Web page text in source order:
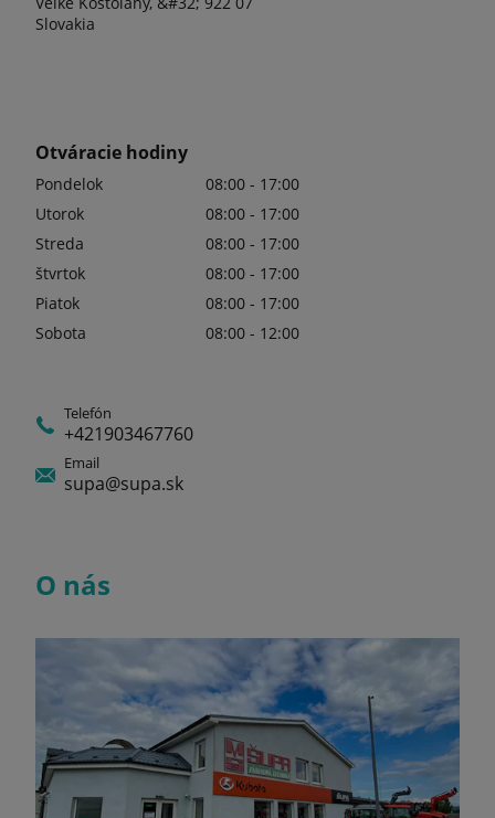
Slovakia
Otváracie hodiny
Pondelok
08:00 - 17:00
Utorok
08:00 - 17:00
Streda
08:00 - 17:00
štvrtok
08:00 - 17:00
Piatok
08:00 - 17:00
Sobota
08:00 - 12:00
Telefón
+421903467760
Email
supa@supa.sk
O nás